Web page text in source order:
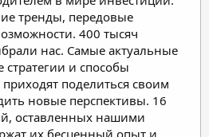
тренды, передовые
400 тысяч
нас. Самые актуальные
и способы
поделиться своим
новые перспективы. 16
оставленных нашими
их бесценный опыт и